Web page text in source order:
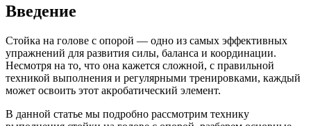
Введение
Стойка на голове с опорой — одно из самых эффективных
упражнений для развития силы, баланса и координации.
Несмотря на то, что она кажется сложной, с правильной
техникой выполнения и регулярными тренировками, каждый
может освоить этот акробатический элемент.
В данной статье мы подробно рассмотрим технику